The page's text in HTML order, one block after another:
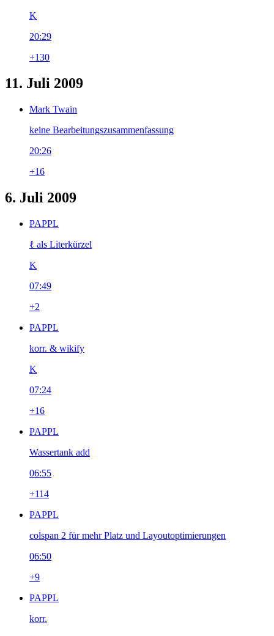
K
20:29
+130
11. Juli 2009
Mark Twain
keine Bearbeitungszusammenfassung
20:26
+16
6. Juli 2009
PAPPL
ℓ als Literkürzel
K
07:49
+2
PAPPL
korr. & wikify
K
07:24
+16
PAPPL
Wassertank add
06:55
+114
PAPPL
colspan 2 für mehr Platz und Layoutoptimierungen
06:50
+9
PAPPL
korr.